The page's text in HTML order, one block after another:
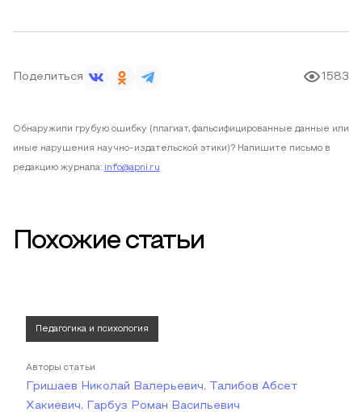
Поделиться 1583
Обнаружили грубую ошибку (плагиат, фальсифицированные данные или
иные нарушения научно-издательской этики)? Напишите письмо в
редакцию журнала: info@apni.ru
Похожие статьи
Педагогика и психология
Авторы статьи
Гришаев Николай Валерьевич, Талибов Абсет
Хакиевич, Гарбуз Роман Васильевич